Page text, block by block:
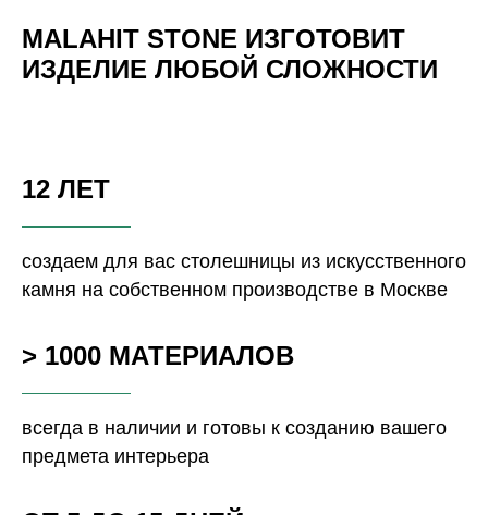
MALAHIT STONE ИЗГОТОВИТ
ИЗДЕЛИЕ ЛЮБОЙ СЛОЖНОСТИ
12 ЛЕТ
создаем для вас столешницы из искусственного
камня на собственном производстве в Москве
> 1000 МАТЕРИАЛОВ
всегда в наличии и готовы к созданию вашего
предмета интерьера